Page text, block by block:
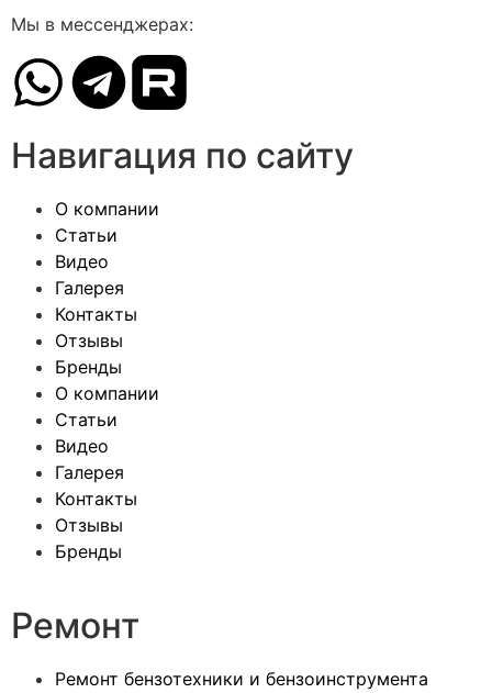
Мы в мессенджерах:
Навигация по сайту
О компании
Статьи
Видео
Галерея
Контакты
Отзывы
Бренды
О компании
Статьи
Видео
Галерея
Контакты
Отзывы
Бренды
Ремонт
Ремонт бензотехники и бензоинструмента